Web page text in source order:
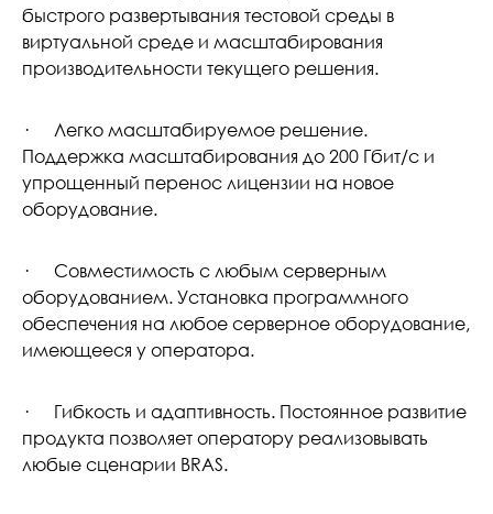
быстрого развертывания тестовой среды в
виртуальной среде и масштабирования
производительности текущего решения.
· Легко масштабируемое решение.
Поддержка масштабирования до 200 Гбит/с и
упрощенный перенос лицензии на новое
оборудование.
· Совместимость с любым серверным
оборудованием. Установка программного
обеспечения на любое серверное оборудование,
имеющееся у оператора.
· Гибкость и адаптивность. Постоянное развитие
продукта позволяет оператору реализовывать
любые сценарии BRAS.